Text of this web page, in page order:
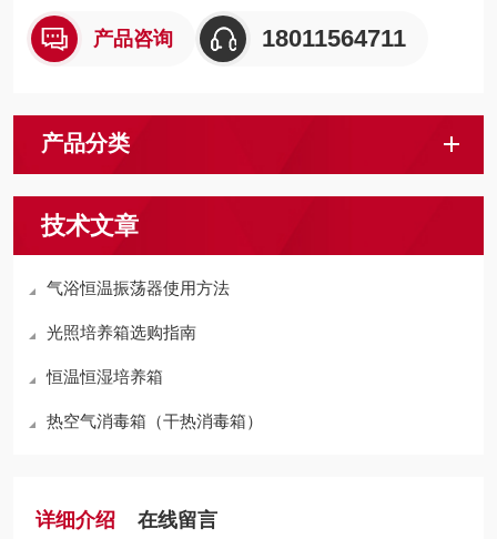
产品咨询 18011564711
产品分类
技术文章
气浴恒温振荡器使用方法
光照培养箱选购指南
恒温恒湿培养箱
热空气消毒箱（干热消毒箱）
详细介绍 在线留言